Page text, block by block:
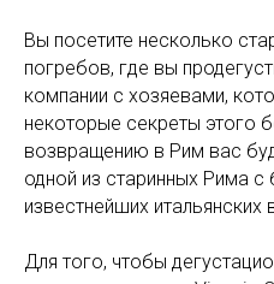
Вы посетите несколько
погребов, где вы
компании с хозяевами,
некоторые секреты этого
возвращению в Рим вас
одной из старинных Рима
известнейших итальянских
Для того, чтобы